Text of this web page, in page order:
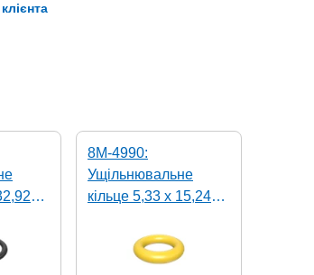
8M-4990:
Ущільнювальне
кільце 5,33 x 15,24